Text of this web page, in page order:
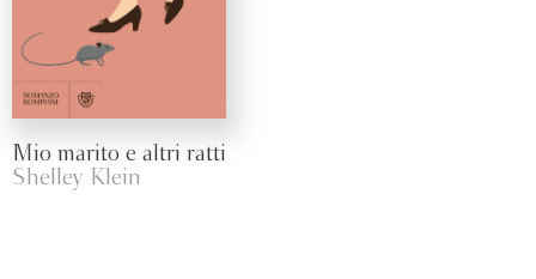
Mio marito e altri ratti
Shelley Klein